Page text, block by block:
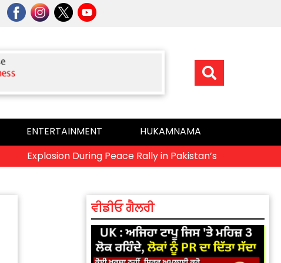
ENTERTAINMENT
HUKAMNAMA
Explosion During Peace Rally in Pakistan’s Khyber
ਵੀਡੀਓ ਗੈਲਰੀ